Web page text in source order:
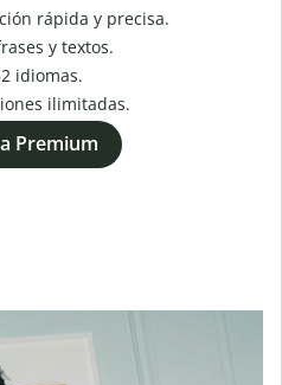
rápida y precisa.
y textos.
idiomas.
ilimitadas.
Premium